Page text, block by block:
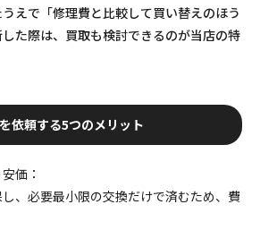
えで「修理費と比較して買い替えのほう
た際は、買取も検討できるのが当店の特
依頼する5つのメリット
価 ：
、必要最小限の交換だけで済むため、費